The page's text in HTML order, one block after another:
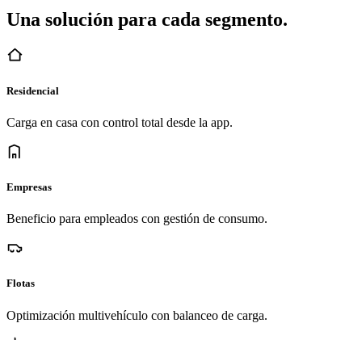
Una solución para cada segmento.
Residencial
Carga en casa con control total desde la app.
Empresas
Beneficio para empleados con gestión de consumo.
Flotas
Optimización multivehículo con balanceo de carga.